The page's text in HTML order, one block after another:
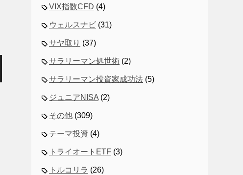
VIX指数CFD (4)
ウェルスナビ (31)
サヤ取り (37)
サラリーマン処世術 (2)
サラリーマン投資家成功法 (5)
ジュニアNISA (2)
その他 (309)
テーマ投資 (4)
トライオートETF (3)
トルコリラ (26)